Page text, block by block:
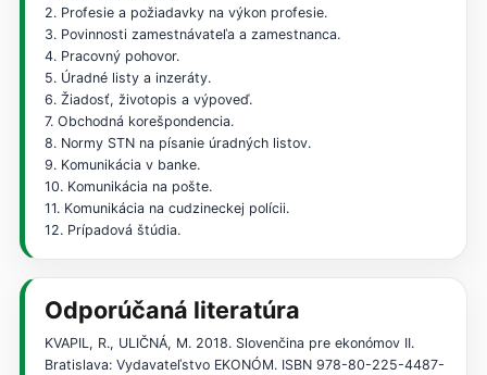
2. Profesie a požiadavky na výkon profesie.
3. Povinnosti zamestnávateľa a zamestnanca.
4. Pracovný pohovor.
5. Úradné listy a inzeráty.
6. Žiadosť, životopis a výpoveď.
7. Obchodná korešpondencia.
8. Normy STN na písanie úradných listov.
9. Komunikácia v banke.
10. Komunikácia na pošte.
11. Komunikácia na cudzineckej polícii.
12. Prípadová štúdia.
Odporúčaná literatúra
KVAPIL, R., ULIČNÁ, M. 2018. Slovenčina pre ekonómov II.
Bratislava: Vydavateľstvo EKONÓM. ISBN 978-80-225-4487-